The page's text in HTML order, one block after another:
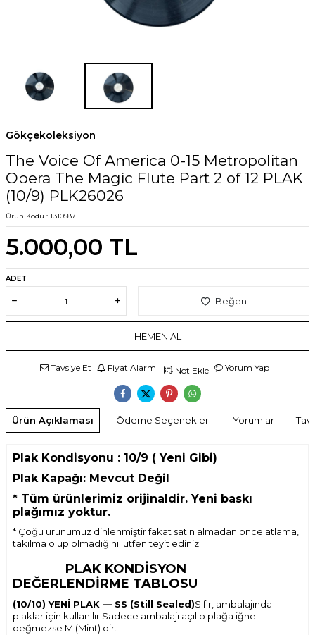
Gökçekoleksiyon
The Voice Of America 0-15 Metropolitan
Opera The Magic Flute Part 2 of 12 PLAK
(10/9) PLK26026
Ürün Kodu :T310587
5.000,00 TL
ADET
Beğen
HEMEN AL
Tavsiye Et Fiyat Alarmı Not Ekle Yorum Yap
Ürün Açıklaması Ödeme Seçenekleri Yorumlar
Plak Kondisyonu : 10/9 ( Yeni Gibi)
Plak Kapağı: Mevcut Değil
* Tüm ürünlerimiz orijinaldir. Yeni baskı
plağımız yoktur.
* Çoğu ürünümüz dinlenmiştir fakat satın almadan önce atlama,
takılma olup olmadığını lütfen teyit ediniz.
PLAK KONDİSYON
DEĞERLENDİRME TABLOSU
(10/10) YENİ PLAK — SS (Still Sealed)Sıfır, ambalajında
plaklar için kullanılır.Sadece ambalajı açılıp plağa iğne
değmezse M (Mint) dir.